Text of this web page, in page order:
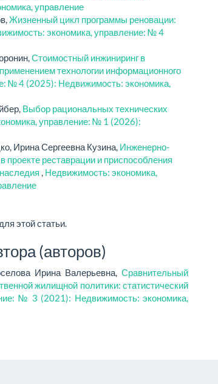
управление
Жизненный цикл программы реновации:
экономика, управление: № 4
Стоимостный инжиниринг в
технологии информационного
№ 4 (2025): Недвижимость: экономика,
Выбор рациональных технических
управление: № 1 (2026):
Ирина Сергеевна Кузина, Инженерно-
проекте реставрации и приспособления
, Недвижимость: экономика,
для этой статьи.
(авторов)
Ирина Валерьевна, Сравнительный
жилищной политики: статистический
№ 3 (2021): Недвижимость: экономика,